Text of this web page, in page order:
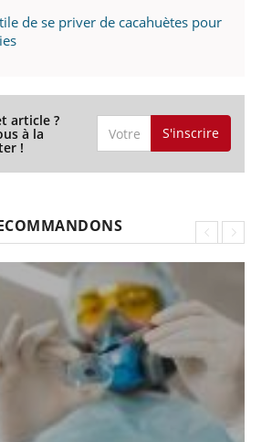
de se priver de cacahuètes pour
article ?
à la
!
S'inscrire